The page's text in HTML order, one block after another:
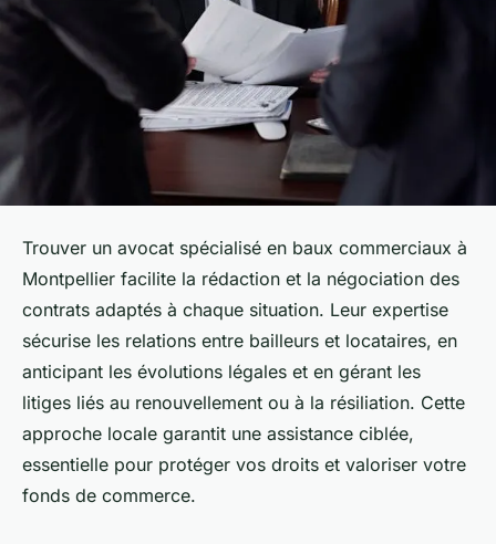
Trouver un avocat spécialisé en baux commerciaux à
Montpellier facilite la rédaction et la négociation des
contrats adaptés à chaque situation. Leur expertise
sécurise les relations entre bailleurs et locataires, en
anticipant les évolutions légales et en gérant les
litiges liés au renouvellement ou à la résiliation. Cette
approche locale garantit une assistance ciblée,
essentielle pour protéger vos droits et valoriser votre
fonds de commerce.